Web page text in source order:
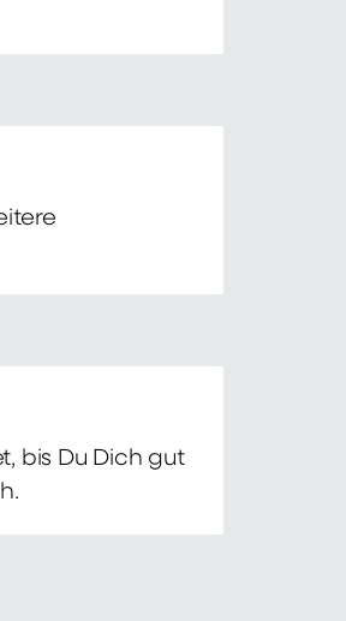
bis Du Dich gut